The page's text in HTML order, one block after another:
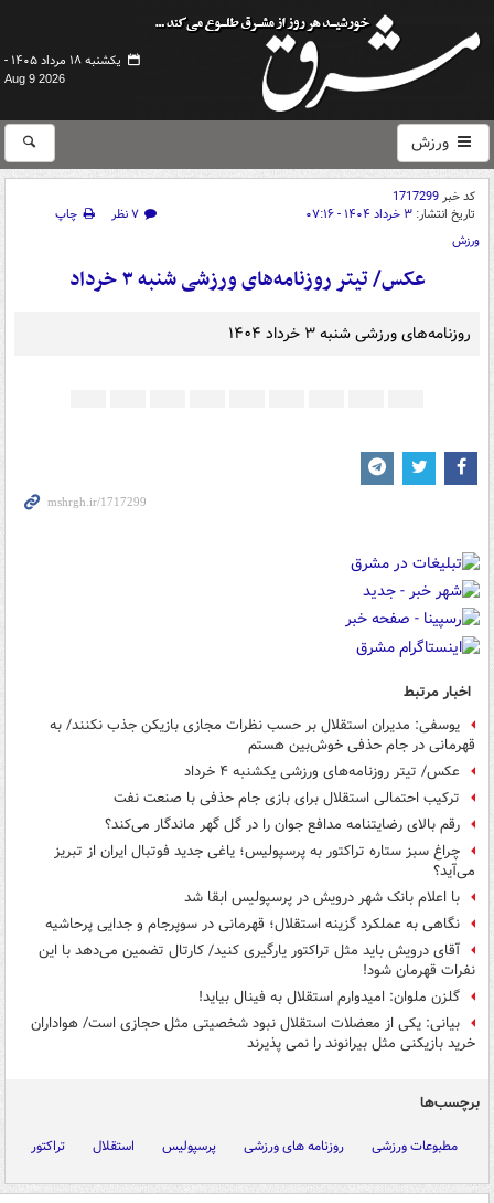
یکشنبه ۱۸ مرداد ۱۴۰۵ -
Aug 9 2026
ورزش
کد خبر1717299
تاریخ انتشار: ۳ خرداد ۱۴۰۴ - ۰۷:۱۶ ۷ نظر
چاپ
ورزش
عکس/ تیتر روزنامه‌های ورزشی شنبه ۳ خرداد
روزنامه‌های ورزشی شنبه ۳ خرداد ۱۴۰۴
اخبار مرتبط
یوسفی: مدیران استقلال بر حسب نظرات مجازی بازیکن جذب نکنند/ به
قهرمانی در جام حذفی خوش‌بین هستم
عکس/ تیتر روزنامه‌های ورزشی یکشنبه ۴ خرداد
ترکیب احتمالی استقلال برای بازی جام حذفی با صنعت نفت
رقم بالای رضایتنامه مدافع جوان را در گل گهر ماندگار می‌کند؟
چراغ سبز ستاره تراکتور به پرسپولیس؛ یاغی جدید فوتبال ایران از تبریز
می‌آید؟
با اعلام بانک شهر درویش در پرسپولیس ابقا شد
نگاهی به عملکرد گزینه استقلال؛ قهرمانی در سوپرجام و جدایی پرحاشیه
آقای درویش باید مثل تراکتور یارگیری کنید/ کارتال تضمین می‌دهد با این
نفرات قهرمان شود!
گلزن ملوان: امیدوارم استقلال به فینال بیاید!
بیانی: یکی از معضلات استقلال نبود شخصیتی مثل حجازی است/ هواداران
خرید بازیکنی مثل بیرانوند را نمی پذیرند
برچسب‌ها
مطبوعات ورزشی روزنامه های ورزشی پرسپولیس استقلال تراکتور